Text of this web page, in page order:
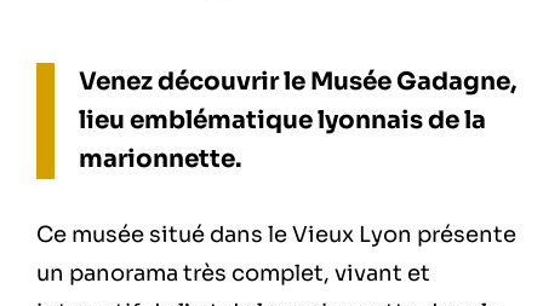
Venez découvrir le Musée Gadagne,
lieu emblématique lyonnais de la
marionnette.
Ce musée situé dans le Vieux Lyon présente
un panorama très complet, vivant et